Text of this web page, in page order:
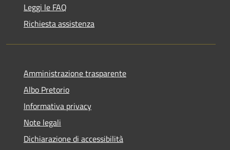
Leggi le FAQ
Richiesta assistenza
Amministrazione trasparente
Albo Pretorio
Informativa privacy
Note legali
Dichiarazione di accessibilità